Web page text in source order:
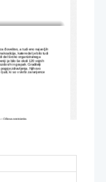
človeštvo, a tudi eno največjih
koalicija, katere del je bilo tudi
del široko organiziranega
je bilo še okoli 120 vojnih
in grapah. Graditelji
pogoje zdravljenja. Njihovo
ljudi, ki so v skrbi za ranjence
– Očkova postojanka
- Fuglovž, bunker za ranjence